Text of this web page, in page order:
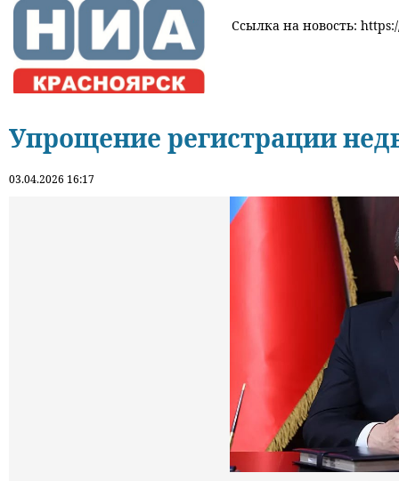
Ссылка на новость:
Упрощение регистрации
03.04.2026 16:17